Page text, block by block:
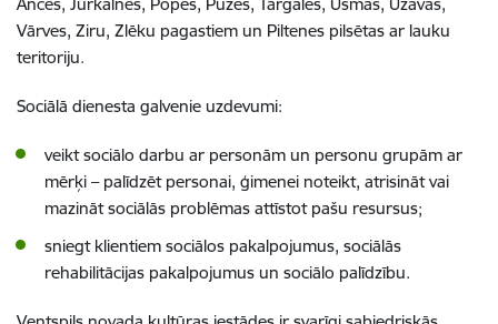
Vārves, Ziru, Zlēku pagastiem un Piltenes pilsētas ar lauku
teritoriju.
Sociālā dienesta galvenie uzdevumi:
veikt sociālo darbu ar personām un personu grupām ar
mērķi – palīdzēt personai, ģimenei noteikt, atrisināt vai
mazināt sociālās problēmas attīstot pašu resursus;
sniegt klientiem sociālos pakalpojumus, sociālās
rehabilitācijas pakalpojumus un sociālo palīdzību.